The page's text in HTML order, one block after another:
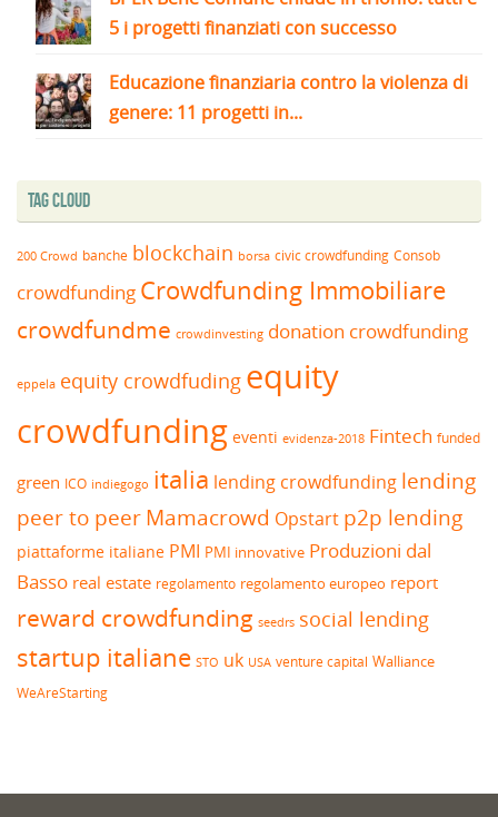
5 i progetti finanziati con successo
Educazione finanziaria contro la violenza di
genere: 11 progetti in...
Tag Cloud
200 Crowd banche blockchain borsa civic crowdfunding Consob
crowdfunding Crowdfunding Immobiliare
crowdfundme crowdinvesting donation crowdfunding
eppela equity crowdfuding equity
crowdfunding eventi evidenza-2018 Fintech funded
green ICO indiegogo italia lending crowdfunding lending
peer to peerMamacrowd Opstart p2p lending
piattaforme italiane PMI PMI innovative Produzioni dal
Basso real estate regolamento regolamento europeo report
reward crowdfunding seedrs social lending
startup italiane STO uk USA venture capital Walliance
WeAreStarting